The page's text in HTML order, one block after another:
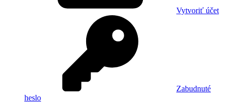
Vytvoriť účet
Zabudnuté
heslo